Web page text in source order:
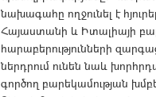
նախագահը ողջունել է
Հայաստանի և Իտալիայի
հարաբերությունների
ներդրում ունեն նաև
գործող բարեկամության